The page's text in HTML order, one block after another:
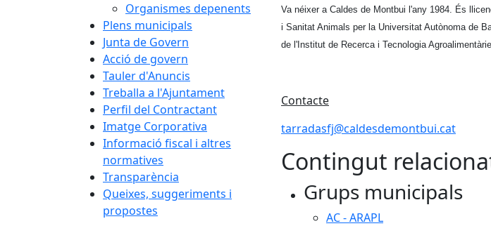
Organismes depenents
Plens municipals
Junta de Govern
Acció de govern
Tauler d'Anuncis
Treballa a l'Ajuntament
Perfil del Contractant
Imatge Corporativa
Informació fiscal i altres
normatives
Transparència
Queixes, suggeriments i
propostes
Va néixer a Caldes de Montbui l'any 1984. És
i Sanitat Animals per la Universitat Autònoma de
de l'Institut de Recerca i Tecnologia
Contacte
tarradasfj@caldesdemontbui.cat
Contingut
Grups municipals
AC - ARAPL